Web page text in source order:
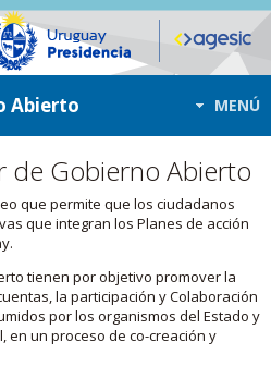
Abierto MENÚ
de Gobierno Abierto
que permite que los ciudadanos
que integran los Planes de acción
tienen por objetivo promover la
la participación y Colaboración
por los organismos del Estado y
en un proceso de co-creación y